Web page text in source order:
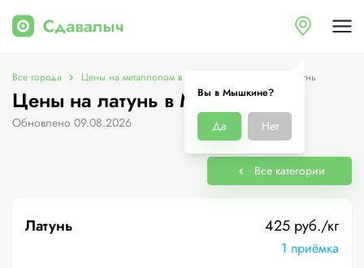
Вы в Мышкине?
Да Нет
Все города Цены на металлолом в Мышкине Цены на латунь
Цены на латунь в Мышкине
Обновлено 09.08.2026
Все категории
Латунь 425 руб./кг
1 приёмка